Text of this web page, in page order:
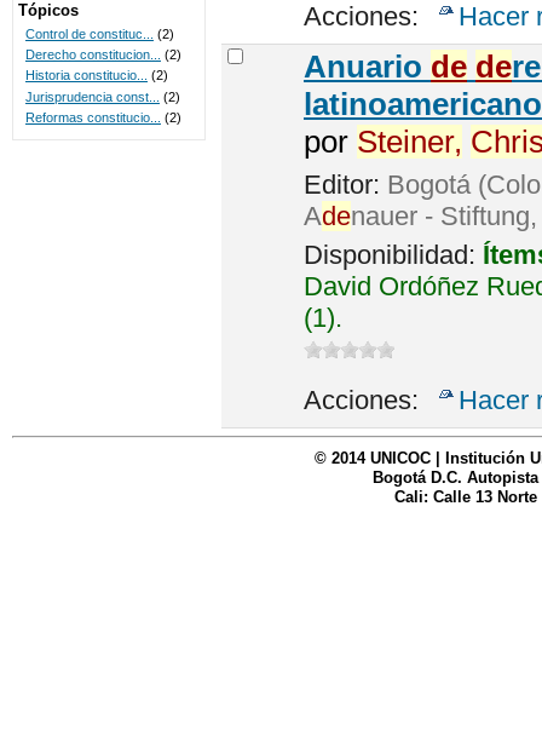
Acciones: Hacer
Anuario de de
por Steiner,
Editor: Bogotá
Adenauer -
Disponibilidad:
David Ordóñez
(1).
Acciones: Hacer
Tópicos
Control de constituc...
(2)
Derecho constitucion...
(2)
Historia constitucio... (2)
Jurisprudencia const...
(2)
Reformas constitucio...
(2)
© 2014 UNICOC | Institución
Bogotá D.C. Autopista
Cali: Calle 13 Norte